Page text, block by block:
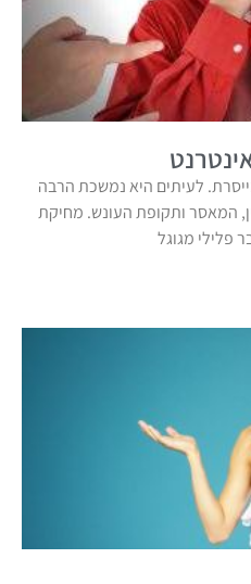
לעיתים היא נמשכת הרבה
המאסר ותקופת העונש. מחיקת
פלילי מגוגל